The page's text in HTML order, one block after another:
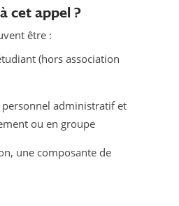
cet appel ?
être :
(hors association
administratif et
ou en groupe
une composante de